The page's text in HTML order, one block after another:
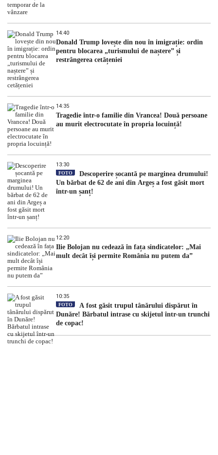
14:40
Donald Trump lovește din nou în imigrație: ordin
pentru blocarea „turismului de naștere” și
restrângerea cetățeniei
14:35
Tragedie într-o familie din Vrancea! Două persoane
au murit electrocutate în propria locuință!
13:30
FOTO
Descoperire șocantă pe marginea drumului!
Un bărbat de 62 de ani din Argeș a fost găsit mort
într-un șanț!
12:20
Ilie Bolojan nu cedează în fața sindicatelor: „Mai
mult decât își permite România nu putem da”
10:35
FOTO
A fost găsit trupul tânărului dispărut în
Dunăre! Bărbatul intrase cu skijetul într-un trunchi
de copac!